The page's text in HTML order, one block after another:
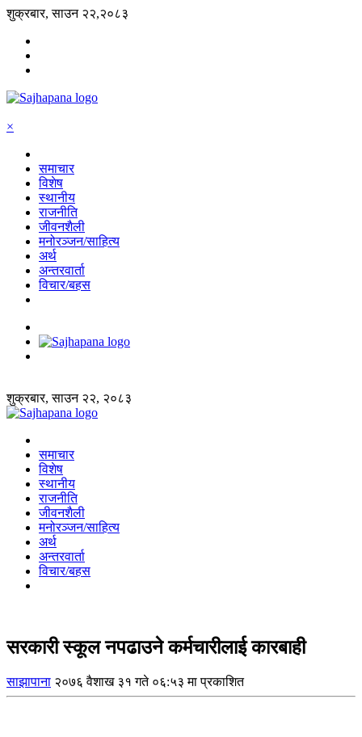
शुक्रबार, साउन २२,२०८३
×
समाचार
विशेष
स्थानीय
राजनीति
जीवनशैली
मनोरञ्जन/साहित्य
अर्थ
अन्तरवार्ता
विचार/बहस
शुक्रबार, साउन २२, २०८३
समाचार
विशेष
स्थानीय
राजनीति
जीवनशैली
मनोरञ्जन/साहित्य
अर्थ
अन्तरवार्ता
विचार/बहस
सरकारी स्कूल नपढाउने कर्मचारीलाई कारबाही
साझापाना २०७६ वैशाख ३१ गते ०६:५३ मा प्रकाशित